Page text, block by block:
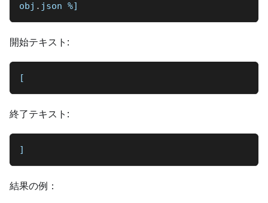
obj . json %]
開始テキスト:
[
終了テキスト:
]
結果の例：